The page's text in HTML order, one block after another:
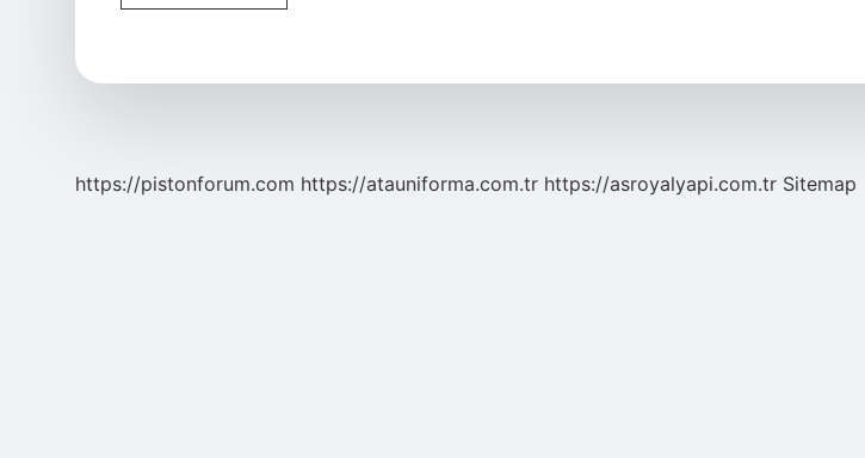
Olmak
https://pistonforum.com https://atauniforma.com.tr https://asroyalyapi.com.tr Sitemap